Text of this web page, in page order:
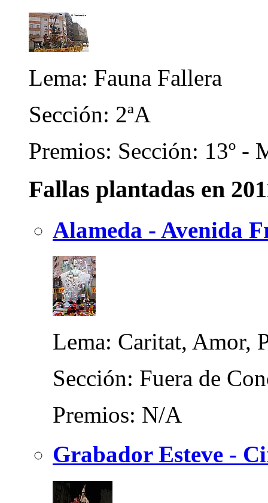
Lema: Fauna Fallera
Sección: 2ªA
Premios: Sección: 13º
Fallas plantadas en
Alameda - Avenida
Lema: Caritat, Amor,
Sección: Fuera de
Premios: N/A
Grabador Esteve -